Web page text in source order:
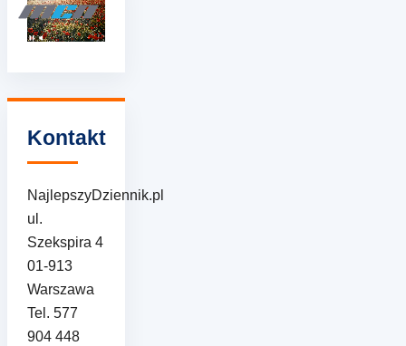
Kontakt
NajlepszyDziennik.pl
ul.
Szekspira 4
01-913
Warszawa
Tel. 577
904 448